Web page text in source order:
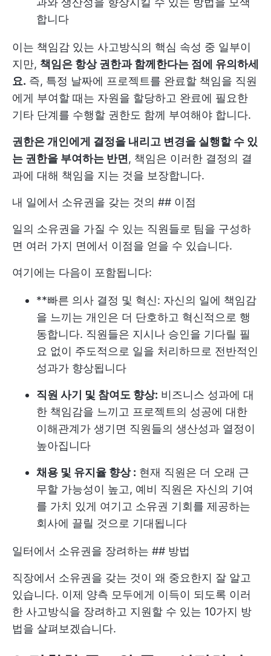
합니다
이는 책임감 있는 사고방식의 핵심 속성 중 일부이
지만, 책임은 항상 권한과 함께한다는 점에 유의하세
요. 즉, 특정 날짜에 프로젝트를 완료할 책임을 직원
에게 부여할 때는 자원을 할당하고 완료에 필요한
기타 단계를 수행할 권한도 함께 부여해야 합니다.
권한은 개인에게 결정을 내리고 변경을 실행할 수 있
는 권한을 부여하는 반면 , 책임은 이러한 결정의 결
과에 대해 책임을 지는 것을 보장합니다.
내 일에서 소유권을 갖는 것의 ## 이점
일의 소유권을 가질 수 있는 직원들로 팀을 구성하
면 여러 가지 면에서 이점을 얻을 수 있습니다.
여기에는 다음이 포함됩니다:
**빠른 의사 결정 및 혁신: 자신의 일에 책임감
을 느끼는 개인은 더 단호하고 혁신적으로 행
동합니다. 직원들은 지시나 승인을 기다릴 필
요 없이 주도적으로 일을 처리하므로 전반적인
성과가 향상됩니다
직원 사기 및 참여도 향상: 비즈니스 성과에 대
한 책임감을 느끼고 프로젝트의 성공에 대한
이해관계가 생기면 직원들의 생산성과 열정이
높아집니다
채용 및 유지율 향상 : 현재 직원은 더 오래 근
무할 가능성이 높고, 예비 직원은 자신의 기여
를 가치 있게 여기고 소유권 기회를 제공하는
회사에 끌릴 것으로 기대됩니다
일터에서 소유권을 장려하는 ## 방법
직장에서 소유권을 갖는 것이 왜 중요한지 잘 알고
있습니다. 이제 양측 모두에게 이득이 되도록 이러
한 사고방식을 장려하고 지원할 수 있는 10가지 방
법을 살펴보겠습니다.